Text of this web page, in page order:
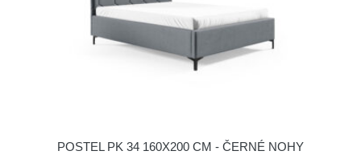
POSTEL PK 34 160X200 CM - ČERNÉ NOHY